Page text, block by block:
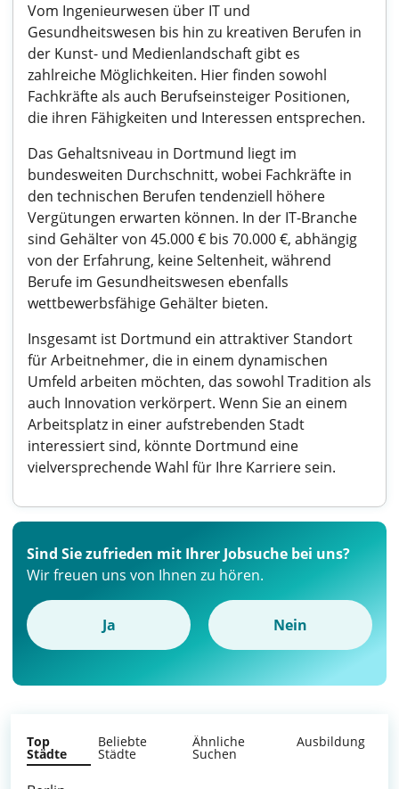
Vom Ingenieurwesen über IT und
Gesundheitswesen bis hin zu kreativen Berufen in
der Kunst- und Medienlandschaft gibt es
zahlreiche Möglichkeiten. Hier finden sowohl
Fachkräfte als auch Berufseinsteiger Positionen,
die ihren Fähigkeiten und Interessen entsprechen.
Das Gehaltsniveau in Dortmund liegt im
bundesweiten Durchschnitt, wobei Fachkräfte in
den technischen Berufen tendenziell höhere
Vergütungen erwarten können. In der IT-Branche
sind Gehälter von 45.000 € bis 70.000 €, abhängig
von der Erfahrung, keine Seltenheit, während
Berufe im Gesundheitswesen ebenfalls
wettbewerbsfähige Gehälter bieten.
Insgesamt ist Dortmund ein attraktiver Standort
für Arbeitnehmer, die in einem dynamischen
Umfeld arbeiten möchten, das sowohl Tradition als
auch Innovation verkörpert. Wenn Sie an einem
Arbeitsplatz in einer aufstrebenden Stadt
interessiert sind, könnte Dortmund eine
vielversprechende Wahl für Ihre Karriere sein.
Sind Sie zufrieden mit Ihrer Jobsuche bei uns?
Wir freuen uns von Ihnen zu hören.
Ja Nein
Top
Städte
Beliebte
Städte
Ähnliche
Suchen
Ausbildung